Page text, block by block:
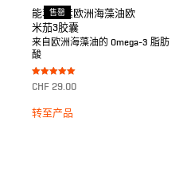
售罄
能萃纯素欧洲海藻油欧
米茄3胶囊
来自欧洲海藻油的 Omega-3 脂肪
酸
Bewertet mit
5.00
CHF 29.00
转至产品